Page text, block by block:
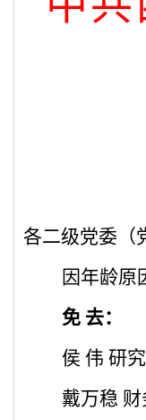
各二级党委（
因年龄原
免 去：
侯 伟 研
戴万稳 财